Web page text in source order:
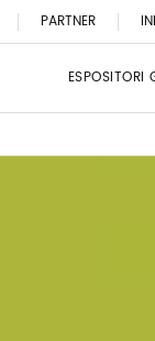
PARTNER